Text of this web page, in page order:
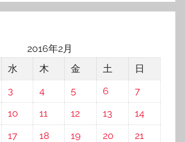
2016年2月
水 木 金 土
日
3 4 5 6
7
10 11 12 13
14
17 18 19 20
21